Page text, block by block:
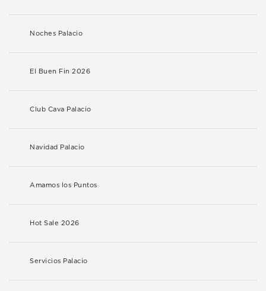
Noches Palacio
El Buen Fin 2026
Club Cava Palacio
Navidad Palacio
Amamos los Puntos
Hot Sale 2026
Servicios Palacio